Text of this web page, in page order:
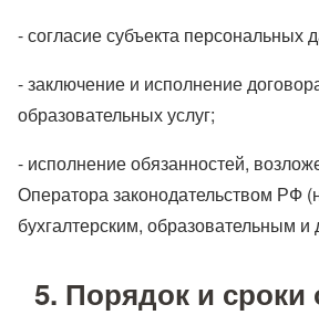
- согласие субъекта персональных
- заключение и исполнение
образовательных услуг;
- исполнение обязанностей,
Оператора законодательством РФ
бухгалтерским, образовательным и
5. Порядок и сроки